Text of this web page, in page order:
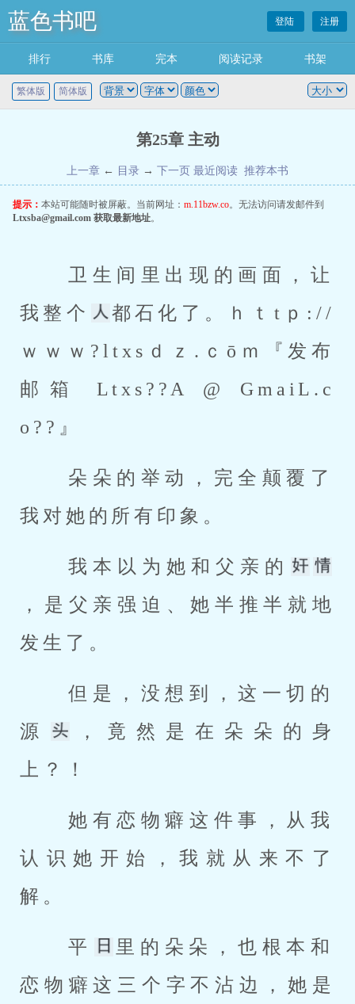
蓝色书吧 登陆 注册
排行 书库 完本 阅读记录 书架
繁体版 简体版
第25章 主动
上一章 ← 目录 → 下一页 最近阅读 推荐本书
提示： 本站可能随时被屏蔽。当前网址： m.11bzw.co。无法访问请发邮件到
Ltxsba@gmail.com 获取最新地址。
我整个
都石化了。
ｈｔtｐ://
ｗｗｗ?ltxsｄｚ.ｃōｍ
『发布
邮箱 Ltxs??A @ GmaiL.c
o??』
我对她的所有印象。
我本以为她和父亲的
，是父亲强迫、她半推半就地
发生了。
源
，竟然是在朵朵的身
上？！
认识她开始，我就从来不了
解。
平
里的朵朵，也根本和
恋物癖这三个字不沾边，她是